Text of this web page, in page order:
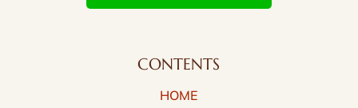
CONTENTS
HOME